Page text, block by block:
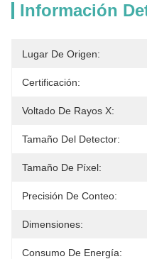
Información
Lugar De Origen:
Certificación:
Voltado De Rayos X:
Tamaño Del Detector:
Tamaño De Píxel:
Precisión De Conteo:
Dimensiones:
Consumo De Energía: